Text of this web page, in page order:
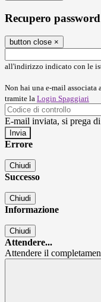
Recupero password
button close ×
all'indirizzo indicato con le
Non hai una e-mail associata
tramite la Login Spaggiari
E-mail inviata, si prega
Errore
Chiudi
Successo
Chiudi
Informazione
Chiudi
Attendere...
Attendere il